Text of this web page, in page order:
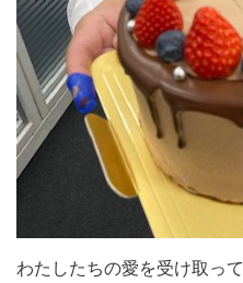
わたしたちの愛を受け取って